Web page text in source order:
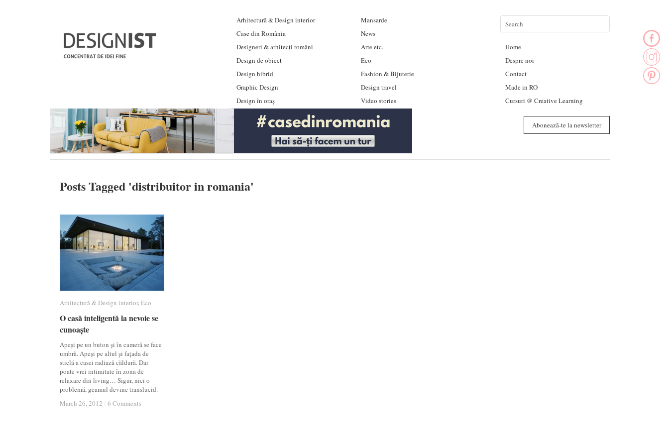
Arhitectură & Design interior
Case din România
Designeri & arhitecți români
Design de obiect
Design hibrid
Graphic Design
Design în oraș
Mansarde
News
Arte etc.
Eco
Fashion & Bijuterie
Design travel
Video stories
Home
Despre noi
Contact
Made in RO
Cursuri @ Creative Learning
Abonează-te la newsletter
Posts Tagged 'distribuitor in romania'
Arhitectură & Design interior,Eco
O casă inteligentă la nevoie se
cunoaște
Apeși pe un buton și în cameră se face
umbră. Apeși pe altul și fațada de
sticlă a casei radiază căldură. Dar
poate vrei intimitate în zona de
relaxare din living… Sigur, nici o
problemă, geamul devine translucid.
March 26, 2012 / 6 Comments
Arhitectură & Design interior Eco
O casă inteligentă la nevoie se
cunoaște
March 26, 2012 / 6 Comments